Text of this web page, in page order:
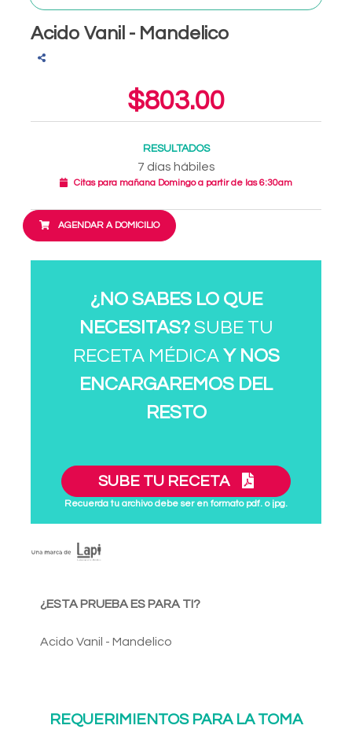
Acido Vanil - Mandelico
$803.00
RESULTADOS
7 días hábiles
Citas para mañana Domingo a partir de las 6:30am
AGENDAR A DOMICILIO
¿NO SABES LO QUE
NECESITAS?SUBE TU
RECETA MÉDICA Y NOS
ENCARGAREMOS DEL
RESTO
SUBE TU RECETA
Recuerda tu archivo debe ser en formato pdf. o jpg.
¿ESTA PRUEBA ES PARA TI?
Acido Vanil - Mandelico
REQUERIMIENTOS PARA LA TOMA